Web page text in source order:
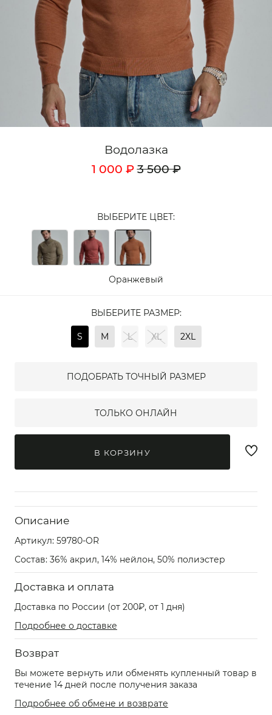
Водолазка
1 000 ₽ 3 500 ₽
ВЫБЕРИТЕ ЦВЕТ:
Оранжевый
ВЫБЕРИТЕ РАЗМЕР:
S M L XL 2XL
ПОДОБРАТЬ ТОЧНЫЙ РАЗМЕР
ТОЛЬКО ОНЛАЙН
В КОРЗИНУ
Описание
Артикул: 59780-OR
Состав: 36% акрил, 14% нейлон, 50% полиэстер
Доставка и оплата
Доставка по России (от 200₽, от 1 дня)
Подробнее о доставке
Возврат
Вы можете вернуть или обменять купленный товар в
течение 14 дней после получения заказа
Подробнее об обмене и возврате
Кардиганы
Комплекты
Лонгсливы
Поло
Рубашки
Аксессуары